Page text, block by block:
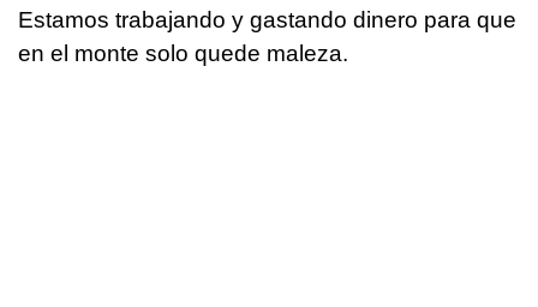
Estamos trabajando y gastando dinero para que
en el monte solo quede maleza.